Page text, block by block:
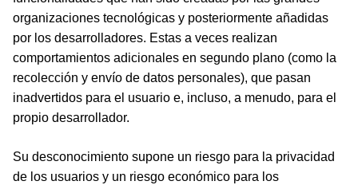
organizaciones tecnológicas y posteriormente añadidas
por los desarrolladores. Estas a veces realizan
comportamientos adicionales en segundo plano (como la
recolección y envío de datos personales), que pasan
inadvertidos para el usuario e, incluso, a menudo, para el
propio desarrollador.
Su desconocimiento supone un riesgo para la privacidad
de los usuarios y un riesgo económico para los